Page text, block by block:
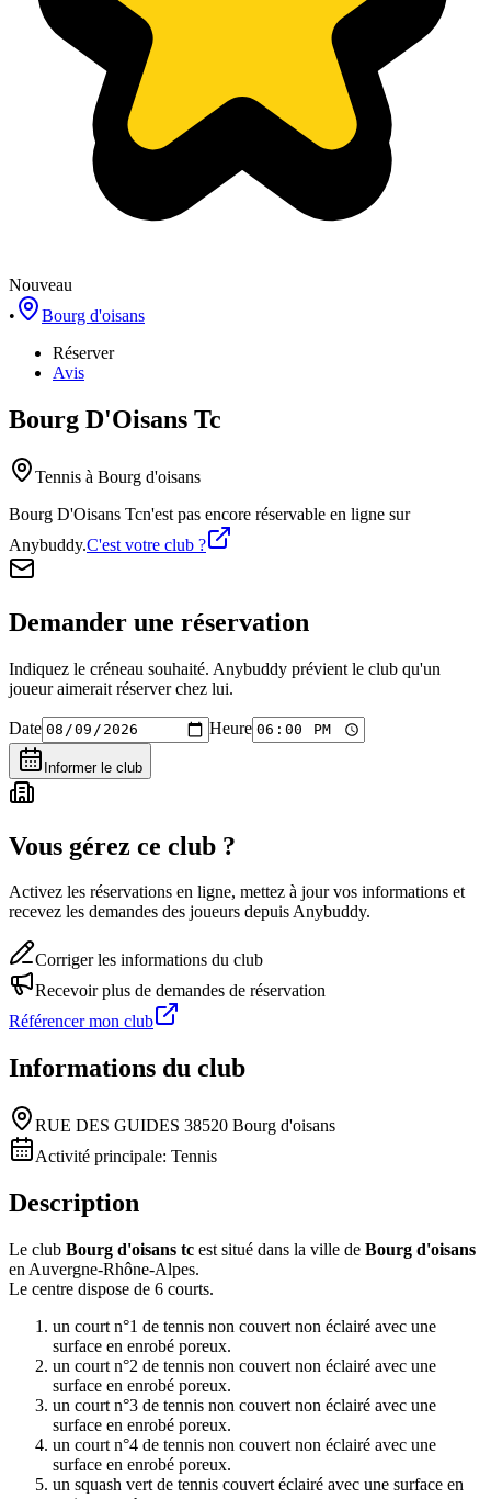
Nouveau
•
Bourg d'oisans
Réserver
Avis
Bourg D'Oisans Tc
Tennis à Bourg d'oisans
Bourg D'Oisans Tcn'est pas encore réservable en ligne sur
Anybuddy.C'est votre club ?
Demander une réservation
Indiquez le créneau souhaité. Anybuddy prévient le club qu'un
joueur aimerait réserver chez lui.
Date Heure
Informer le club
Vous gérez ce club ?
Activez les réservations en ligne, mettez à jour vos informations et
recevez les demandes des joueurs depuis Anybuddy.
Corriger les informations du club
Recevoir plus de demandes de réservation
Référencer mon club
Informations du club
RUE DES GUIDES 38520 Bourg d'oisans
Activité principale: Tennis
Description
Le club Bourg d'oisans tc est situé dans la ville de Bourg d'oisans
en Auvergne-Rhône-Alpes.
Le centre dispose de 6 courts.
un court n°1 de tennis non couvert non éclairé avec une
surface en enrobé poreux.
un court n°2 de tennis non couvert non éclairé avec une
surface en enrobé poreux.
un court n°3 de tennis non couvert non éclairé avec une
surface en enrobé poreux.
un court n°4 de tennis non couvert non éclairé avec une
surface en enrobé poreux.
un squash vert de tennis couvert éclairé avec une surface en